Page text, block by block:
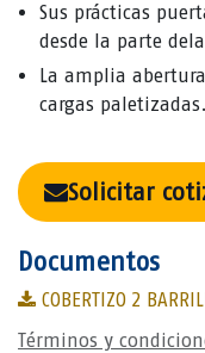
Sus prácticas
desde la parte
La amplia
cargas paletizadas.
Solicitar
Documentos
COBERTIZO 2
Términos y